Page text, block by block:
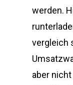
werden.
vergleich
aber